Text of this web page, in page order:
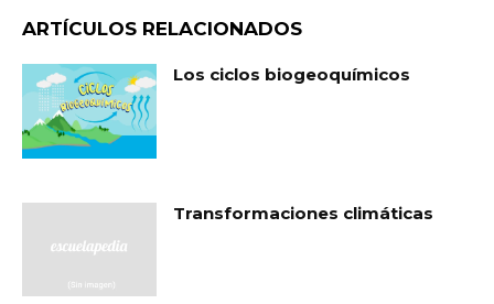
ARTÍCULOS RELACIONADOS
Los ciclos biogeoquímicos
Transformaciones climáticas